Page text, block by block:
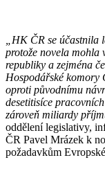
„HK ČR se účastnila
protože novela mohla
republiky a zejména
Hospodářské komory
oproti původnímu
desetitisíce
zároveň miliardy
oddělení legislativy,
ČR Pavel Mrázek k
požadavkům